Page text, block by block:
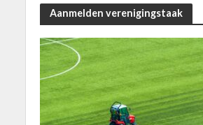
Aanmelden verenigingstaak